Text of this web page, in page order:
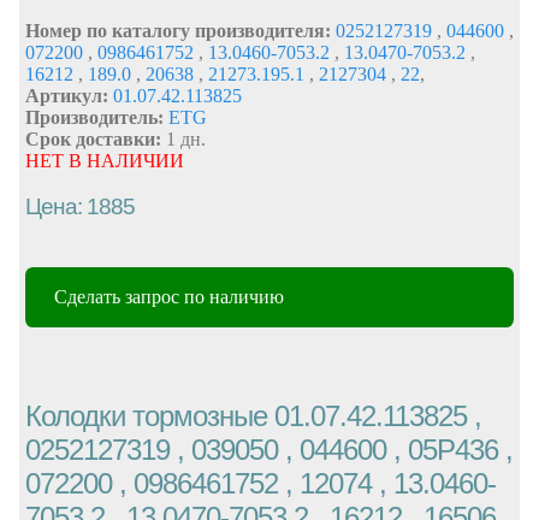
Номер по каталогу производителя: 0252127319 , 044600 ,
072200 , 0986461752 , 13.0460-7053.2 , 13.0470-7053.2 ,
16212 , 189.0 , 20638 , 21273.195.1 , 2127304 , 22,
Артикул: 01.07.42.113825
Производитель: ETG
Срок доставки: 1 дн.
НЕТ В НАЛИЧИИ
Цена: 1885
Сделать запрос по наличию
Колодки тормозные 01.07.42.113825 ,
0252127319 , 039050 , 044600 , 05P436 ,
072200 , 0986461752 , 12074 , 13.0460-